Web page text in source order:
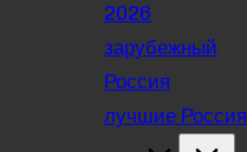
2026
зарубежный
Россия
лучшие Россия